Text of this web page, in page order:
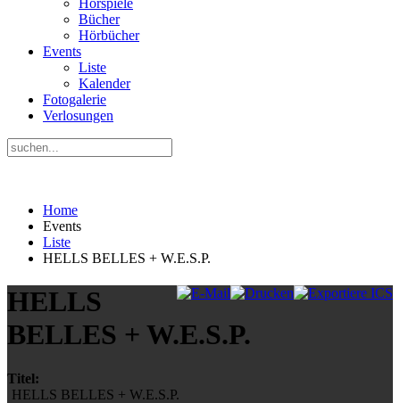
Hörspiele
Bücher
Hörbücher
Events
Liste
Kalender
Fotogalerie
Verlosungen
Home
Events
Liste
HELLS BELLES + W.E.S.P.
HELLS
BELLES + W.E.S.P.
Titel:
HELLS BELLES + W.E.S.P.